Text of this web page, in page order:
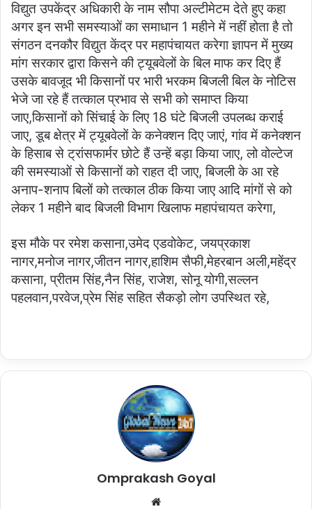
विद्युत उपकेंद्र अधिकारी के नाम सौपा अल्टीमेटम देते हुए कहा
अगर इन सभी समस्याओं का समाधान 1 महीने में नहीं होता है तो
संगठन दनकौर विद्युत केंद्र पर महापंचायत करेगा ज्ञापन में मुख्य
मांग सरकार द्वारा किसने की ट्यूबवेलों के बिल माफ कर दिए हैं
उसके बावजूद भी किसानों पर भारी भरकम बिजली बिल के नोटिस
भेजे जा रहे हैं तत्काल प्रभाव से सभी को समाप्त किया
जाए,किसानों को सिंचाई के लिए 18 घंटे बिजली उपलब्ध कराई
जाए, डूब क्षेत्र में ट्यूबवेलों के कनेक्शन दिए जाएं, गांव में कनेक्शन
के हिसाब से ट्रांसफार्मर छोटे हैं उन्हें बड़ा किया जाए, लो वोल्टेज
की समस्याओं से किसानों को राहत दी जाए, बिजली के आ रहे
अनाप-शनाप बिलों को तत्काल ठीक किया जाए आदि मांगों से को
लेकर 1 महीने बाद बिजली विभाग खिलाफ महापंचायत करेगा,
इस मौके पर रमेश कसाना,उमेद एडवोकेट, जयप्रकाश
नागर,मनोज नागर,जीतन नागर,हाशिम सैफी,मेहरबान अली,महेंद्र
कसाना, प्रीतम सिंह,नैन सिंह, राजेश, सोनू योगी,सल्लन
पहलवान,परवेज,प्रेम सिंह सहित सैकड़ो लोग उपस्थित रहे,
Omprakash Goyal
Website